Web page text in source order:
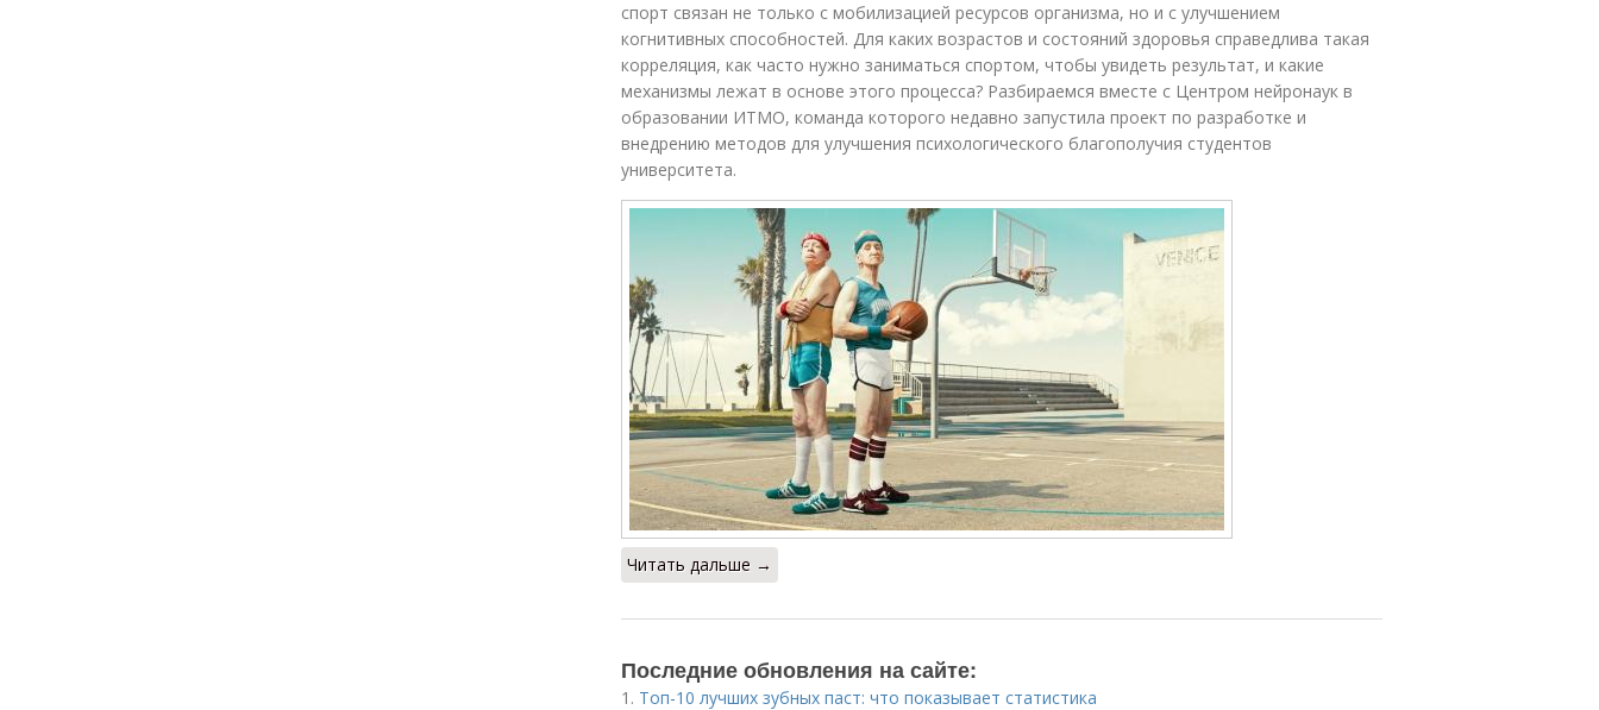
спорт связан не только с мобилизацией ресурсов организма, но и с улучшением
когнитивных способностей. Для каких возрастов и состояний здоровья справедлива такая
корреляция, как часто нужно заниматься спортом, чтобы увидеть результат, и какие
механизмы лежат в основе этого процесса? Разбираемся вместе с Центром нейронаук в
образовании ИТМО, команда которого недавно запустила проект по разработке и
внедрению методов для улучшения психологического благополучия студентов
университета.
Читать дальше →
Последние обновления на сайте:
1. Топ-10 лучших зубных паст: что показывает статистика